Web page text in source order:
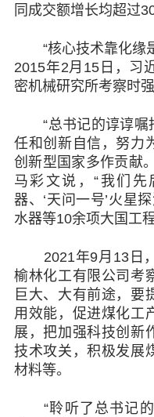
同成交额增长均超过
“核心技术靠化缘
2015年2月15日，习
密机械研究所考察时强
“总书记的谆谆
任和创新自信，努力
创新型国家多作贡献
马彩文说，“我们先
器、‘天问一号’火星
水器等10余项大国工
2021年9月13日
榆林化工有限公司考
巨大、大有前途，要
用效能，促进煤化工
展，把加强科技创新
技术攻关，积极发展
材料等。
“聆听了总书记